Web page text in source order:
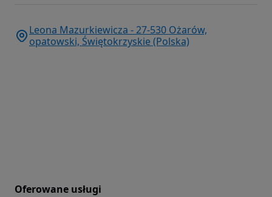
Leona Mazurkiewicza - 27-530 Ożarów,
opatowski, Świętokrzyskie (Polska)
Oferowane usługi